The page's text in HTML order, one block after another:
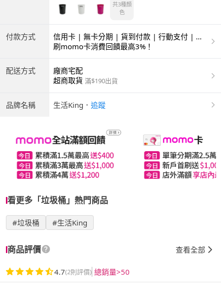
共3種顏
色
付款方式
信用卡 | 無卡分期 | 貨到付款 | 行動支付 | 超
商付款 | ATM | 銀聯卡
刷momo卡消費回饋最高3%！
配送方式
廠商宅配
超商取貨 滿$190出貨
品牌名稱 生活King ． 追蹤
看更多「垃圾桶」熱門商品
#垃圾桶 #生活King
商品評價 查看全部
4.7(2則評價) 總銷量>50